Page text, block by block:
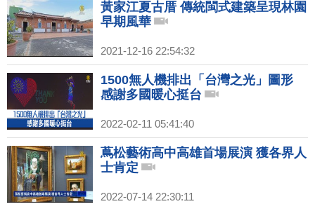
黃家江夏古厝 傳統閩式建築呈現林園
早期風華
2021-12-16 22:54:32
1500無人機排出「台灣之光」圖形
感謝多國暖心挺台
2022-02-11 05:41:40
蔦松藝術高中高雄首場展演 獲各界人
士肯定
2022-07-14 22:30:11